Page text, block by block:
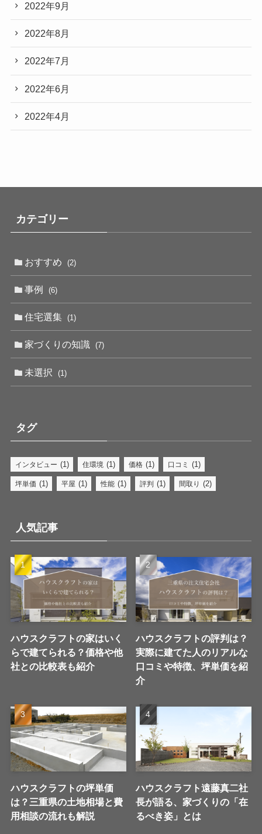
2022年9月
2022年8月
2022年7月
2022年6月
2022年4月
カテゴリー
おすすめ (2)
事例 (6)
住宅選集 (1)
家づくりの知識 (7)
未選択 (1)
タグ
インタビュー (1) 住環境 (1) 価格 (1) 口コミ (1)
坪単価 (1) 平屋 (1) 性能 (1) 評判 (1) 間取り (2)
人気記事
ハウスクラフトの家はいく
らで建てられる？価格や他
社との比較表も紹介
ハウスクラフトの評判は？
実際に建てた人のリアルな
口コミや特徴、坪単価を紹
介
ハウスクラフトの坪単価
は？三重県の土地相場と費
用相談の流れも解説
ハウスクラフト遠藤真二社
長が語る、家づくりの「在
るべき姿」とは